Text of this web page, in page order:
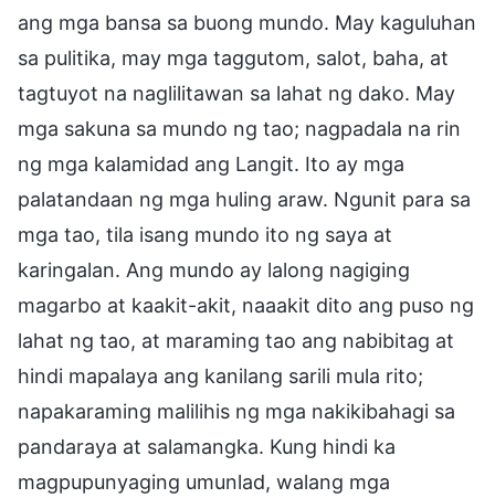
ang mga bansa sa buong mundo. May kaguluhan
sa pulitika, may mga taggutom, salot, baha, at
tagtuyot na naglilitawan sa lahat ng dako. May
mga sakuna sa mundo ng tao; nagpadala na rin
ng mga kalamidad ang Langit. Ito ay mga
palatandaan ng mga huling araw. Ngunit para sa
mga tao, tila isang mundo ito ng saya at
karingalan. Ang mundo ay lalong nagiging
magarbo at kaakit-akit, naaakit dito ang puso ng
lahat ng tao, at maraming tao ang nabibitag at
hindi mapalaya ang kanilang sarili mula rito;
napakaraming malilihis ng mga nakikibahagi sa
pandaraya at salamangka. Kung hindi ka
magpupunyaging umunlad, walang mga